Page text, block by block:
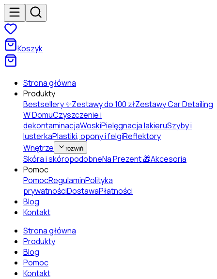
Koszyk
Strona główna
Produkty
Bestsellery ✨Zestawy do 100 złZestawy Car Detailing
W DomuCzyszczenie i
dekontaminacjaWoskiPielęgnacja lakieruSzyby i
lusterkaPlastiki, opony i felgiReflektory
Wnętrze
rozwiń
Skóra i skóropodobneNa Prezent 🎁Akcesoria
Pomoc
PomocRegulaminPolityka
prywatnościDostawaPłatności
Blog
Kontakt
Strona główna
Produkty
Blog
Pomoc
Kontakt